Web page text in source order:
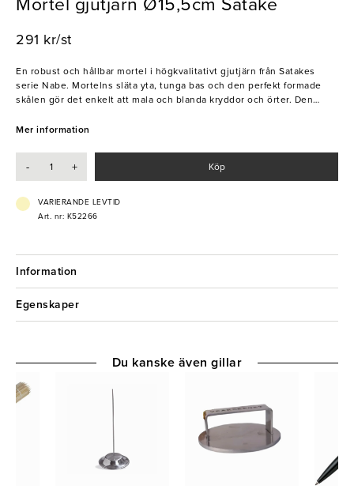
Mortel gjutjärn Ø15,5cm Satake
291 kr/st
En robust och hållbar mortel i högkvalitativt gjutjärn från Satakes
serie Nabe. Mortelns släta yta, tunga bas och den perfekt formade
skålen gör det enkelt att mala och blanda kryddor och örter. Den
rustik charm i köket.
- Långvarig hållbarhet
Mer information
- + Köp
VARIERANDE LEVTID
Art. nr: K52266
Information
Egenskaper
Du kanske även gillar